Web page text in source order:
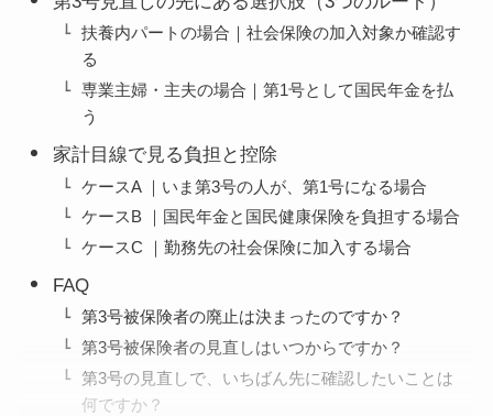
扶養内パートの場合｜社会保険の加入対象か確認す
る
専業主婦・主夫の場合｜第1号として国民年金を払
う
家計目線で見る負担と控除
ケースA ｜いま第3号の人が、第1号になる場合
ケースB ｜国民年金と国民健康保険を負担する場合
ケースC ｜勤務先の社会保険に加入する場合
FAQ
第3号被保険者の廃止は決まったのですか？
第3号被保険者の見直しはいつからですか？
第3号の見直しで、いちばん先に確認したいことは
何ですか？